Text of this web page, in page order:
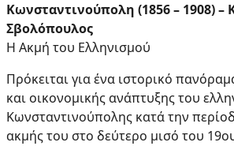
Κωνσταντινούπολη (1856 – 1908) –
Σβολόπουλος
Η Ακμή του Ελληνισμού
Πρόκειται για ένα ιστορικό
και οικονομικής ανάπτυξης του
Kωνσταντινούπολης κατά την
ακμής του στο δεύτερο μισό του